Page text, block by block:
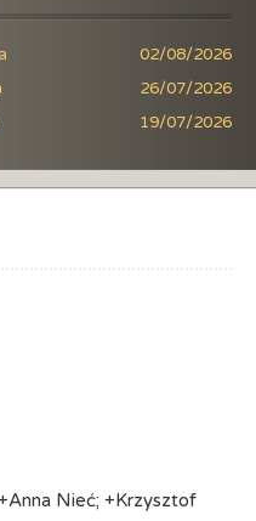
02/08/2026
26/07/2026
19/07/2026
Nieć; +Krzysztof